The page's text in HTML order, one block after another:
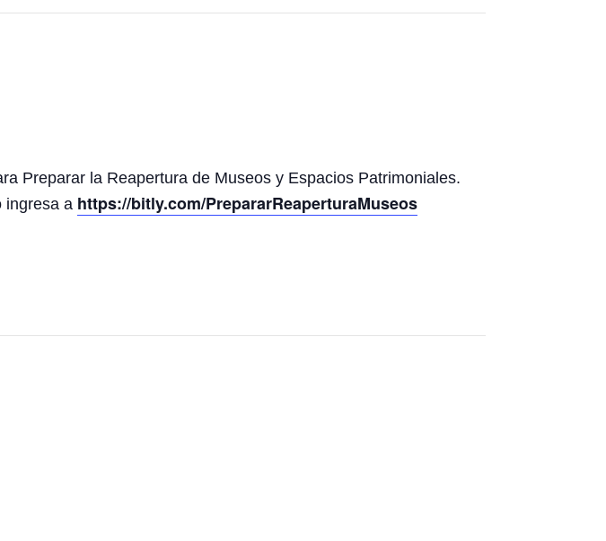
Preparar la Reapertura de Museos y Espacios Patrimoniales.
ingresa a https://bitly.com/PrepararReaperturaMuseos